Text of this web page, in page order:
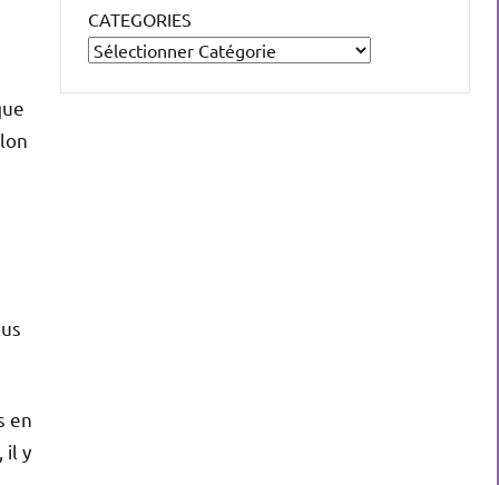
en
il y
CATEGORIES